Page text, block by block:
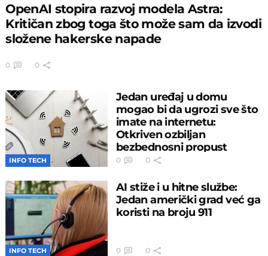
OpenAI stopira razvoj modela Astra:
Kritičan zbog toga što može sam da izvodi
složene hakerske napade
0 0
INFO TECH
Jedan uređaj u domu
mogao bi da ugrozi sve što
imate na internetu:
Otkriven ozbiljan
bezbednosni propust
0 0
INFO TECH
AI stiže i u hitne službe:
Jedan američki grad već ga
koristi na broju 911
0 0